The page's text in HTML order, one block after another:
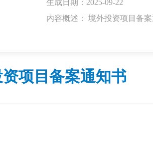
生成日期：2025-09-22
内容概述： 境外投资项目备
项目备案通知书